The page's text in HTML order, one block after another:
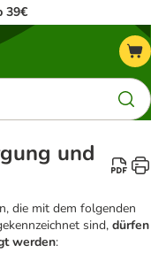
39€
und
die mit dem folgenden
sind, dürfen
werden: